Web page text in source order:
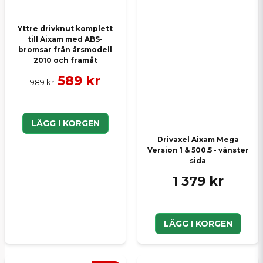
Yttre drivknut komplett
till Aixam med ABS-
bromsar från årsmodell
2010 och framåt
989 kr 589 kr
LÄGG I KORGEN
Drivaxel Aixam Mega
Version 1 & 500.5 - vänster
sida
1 379 kr
LÄGG I KORGEN